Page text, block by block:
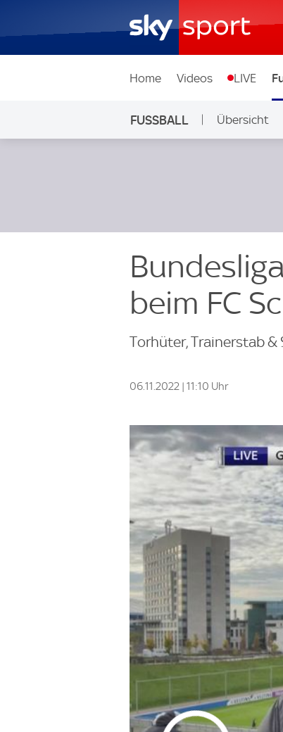
Home Videos LIVE
FUSSBALL Übersicht
beim FC
Torhüter, Trainerstab
06.11.2022 | 11:10 Uhr